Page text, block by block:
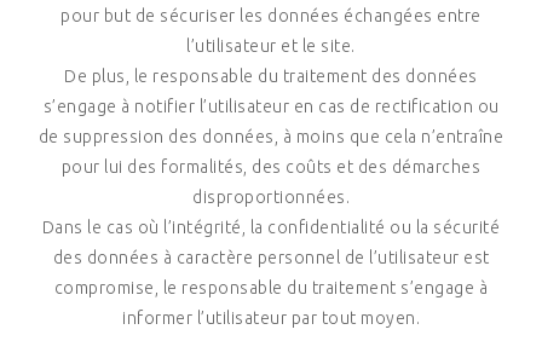
pour but de sécuriser les données échangées entre
l’utilisateur et le site.
De plus, le responsable du traitement des données
s’engage à notifier l’utilisateur en cas de rectification ou
de suppression des données, à moins que cela n’entraîne
pour lui des formalités, des coûts et des démarches
disproportionnées.
Dans le cas où l’intégrité, la confidentialité ou la sécurité
des données à caractère personnel de l’utilisateur est
compromise, le responsable du traitement s’engage à
informer l’utilisateur par tout moyen.